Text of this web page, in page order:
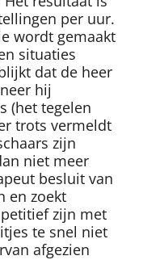
per uur.
wordt gemaakt
situaties
dat de heer
hij
(het tegelen
trots vermeldt
zijn
niet meer
besluit van
en zoekt
zijn met
te snel niet
afgezien